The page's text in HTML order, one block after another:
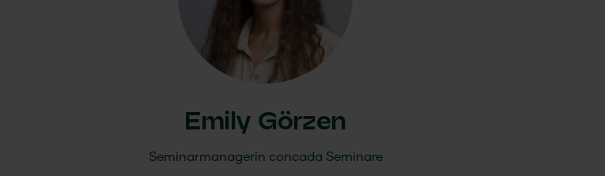
Emily Görzen
Seminarmanagerin concada Seminare